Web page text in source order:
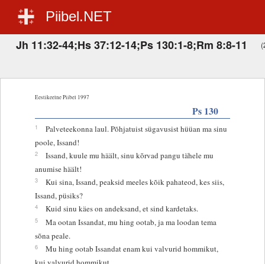
Piibel.NET
Jh 11:32-44;Hs 37:12-14;Ps 130:1-8;Rm 8:8-11
Eestikeelne Piibel 1997
Ps 130
1
Palveteekonna laul. Põhjatuist sügavusist hüüan ma sinu
poole, Issand!
2
Issand, kuule mu häält, sinu kõrvad pangu tähele mu
anumise häält!
3
Kui sina, Issand, peaksid meeles kõik pahateod, kes siis,
Issand, püsiks?
4 Kuid sinu käes on andeksand, et sind kardetaks.
5
Ma ootan Issandat, mu hing ootab, ja ma loodan tema
sõna peale.
6
Mu hing ootab Issandat enam kui valvurid hommikut,